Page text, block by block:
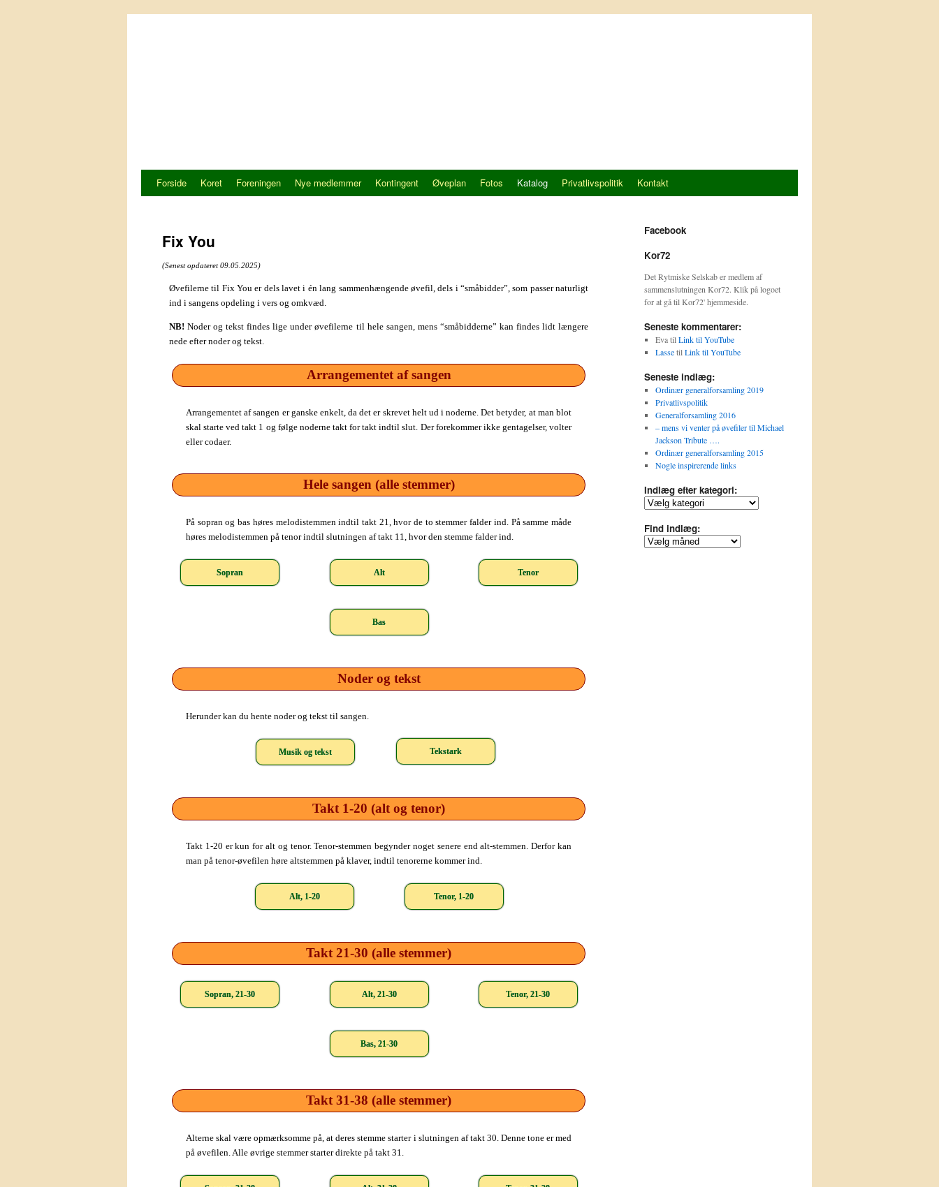
Forside Koret Foreningen Nye medlemmer Kontingent Øveplan Fotos Katalog Privatlivspolitik Kontakt
Fix You
(Senest opdateret 09.05.2025)
Øvefilerne til Fix You er dels lavet i én lang sammenhængende øvefil, dels i “småbidder”, som passer naturligt
ind i sangens opdeling i vers og omkvæd.
NB! Noder og tekst findes lige under øvefilerne til hele sangen, mens “småbidderne” kan findes lidt længere
nede efter noder og tekst.
Arrangementet af sangen
Arrangementet af sangen er ganske enkelt, da det er skrevet helt ud i noderne. Det betyder, at man blot
skal starte ved takt 1 og følge noderne takt for takt indtil slut. Der forekommer ikke gentagelser, volter
eller codaer.
Hele sangen (alle stemmer)
På sopran og bas høres melodistemmen indtil takt 21, hvor de to stemmer falder ind. På samme måde
høres melodistemmen på tenor indtil slutningen af takt 11, hvor den stemme falder ind.
Sopran Alt Tenor
Bas
Noder og tekst
Herunder kan du hente noder og tekst til sangen.
Musik og tekst Tekstark
Takt 1-20 (alt og tenor)
Takt 1-20 er kun for alt og tenor. Tenor-stemmen begynder noget senere end alt-stemmen. Derfor kan
man på tenor-øvefilen høre altstemmen på klaver, indtil tenorerne kommer ind.
Alt, 1-20 Tenor, 1-20
Takt 21-30 (alle stemmer)
Sopran, 21-30 Alt, 21-30 Tenor, 21-30
Bas, 21-30
Takt 31-38 (alle stemmer)
Alterne skal være opmærksomme på, at deres stemme starter i slutningen af takt 30. Denne tone er med
på øvefilen. Alle øvrige stemmer starter direkte på takt 31.
Facebook
Kor72
Det Rytmiske Selskab er medlem af
sammenslutningen Kor72. Klik på logoet
for at gå til Kor72' hjemmeside.
Seneste kommentarer:
EvatilLink til YouTube
LassetilLink til YouTube
Seneste indlæg:
Ordinær generalforsamling 2019
Privatlivspolitik
Generalforsamling 2016
– mens vi venter på øvefiler til Michael
Jackson Tribute ….
Ordinær generalforsamling 2015
Nogle inspirerende links
Indlæg efter kategori:
Indlæg
kategori:
Find indlæg:
Find